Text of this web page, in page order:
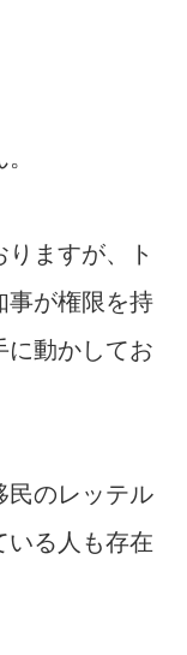
りますが、ト
事が権限を持
に動かしてお
民のレッテル
いる人も存在